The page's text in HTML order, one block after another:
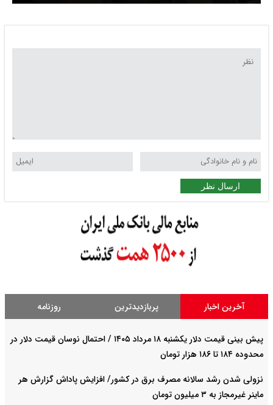
ارسال نظر
آخرین اخبار پربازدیدترین روزنامه
پیش ‌بینی قیمت دلار یکشنبه ۱۸ مرداد ۱۴۰۵ / احتمال نوسان قیمت دلار در
محدوده ۱۸۴ تا ۱۸۶ هزار تومان
نزولی شدن رشد سالانه مصرف برق در کشور/ افزایش پاداش گزارش هر
ماینر غیرمجاز به ۳ میلیون تومان